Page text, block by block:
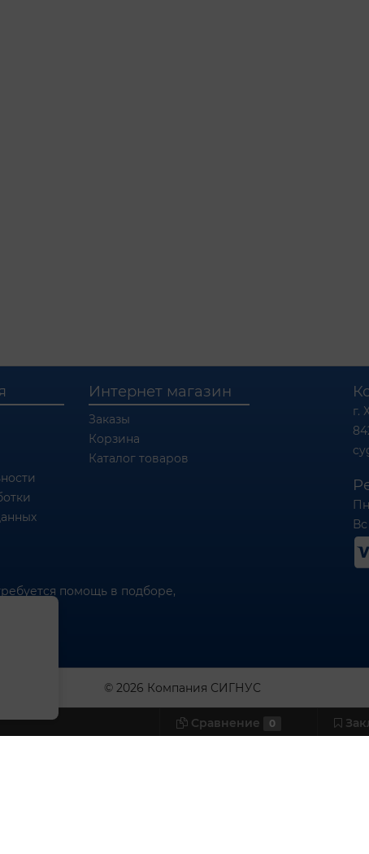
Интернет магазин
Заказы
Корзина
Каталог товаров
помощь в подборе,
г.
© 2026 Компания СИГНУС
Сравнение 0